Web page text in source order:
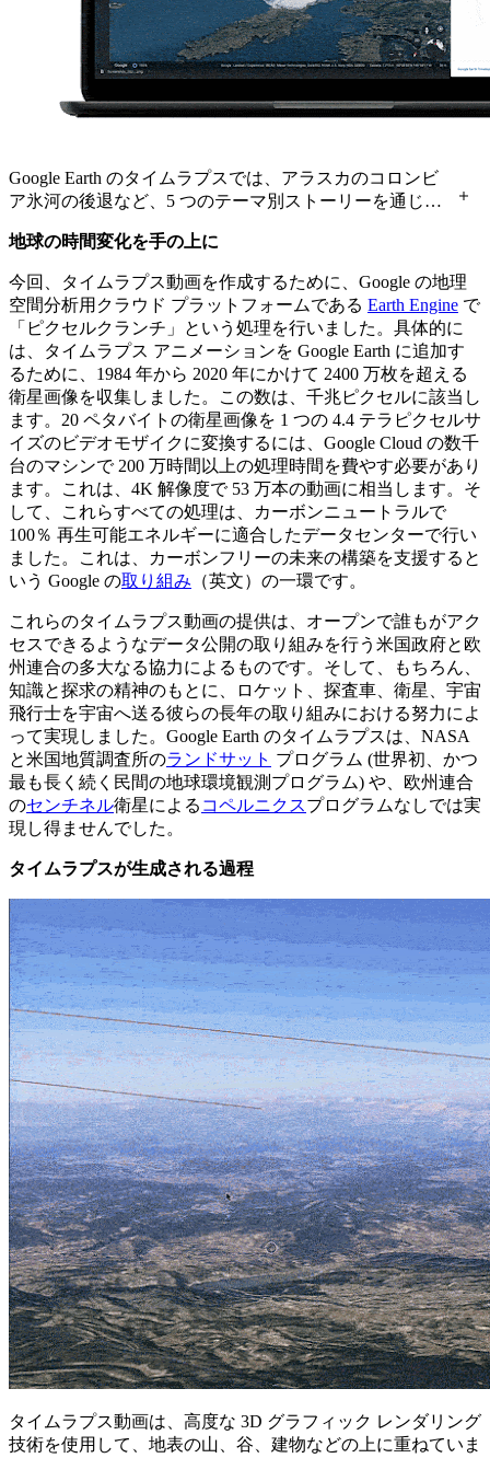
Google Earth のタイムラプスでは、アラスカのコロンビ
ア氷河の後退など、5 つのテーマ別ストーリーを通じ
地球の時間変化を手の上に
今回、タイムラプス動画を作成するために、Google の地理
空間分析用クラウド プラットフォームである Earth Engine で
「ピクセルクランチ」という処理を行いました。具体的に
は、タイムラプス アニメーションを Google Earth に追加す
るために、1984 年から 2020 年にかけて 2400 万枚を超える
衛星画像を収集しました。この数は、千兆ピクセルに該当し
ます。20 ペタバイトの衛星画像を 1 つの 4.4 テラピクセルサ
イズのビデオモザイクに変換するには、Google Cloud の数千
台のマシンで 200 万時間以上の処理時間を費やす必要があり
ます。これは、4K 解像度で 53 万本の動画に相当します。そ
して、これらすべての処理は、カーボンニュートラルで
100％ 再生可能エネルギーに適合したデータセンターで行い
ました。これは、カーボンフリーの未来の構築を支援すると
いう Google の取り組み （英文）の一環です。
これらのタイムラプス動画の提供は、オープンで誰もがアク
セスできるようなデータ公開の取り組みを行う米国政府と欧
州連合の多大なる協力によるものです。そして、もちろん、
知識と探求の精神のもとに、ロケット、探査車、衛星、宇宙
飛行士を宇宙へ送る彼らの長年の取り組みにおける努力によ
って実現しました。Google Earth のタイムラプスは、NASA
と米国地質調査所のランドサット プログラム (世界初、かつ
最も長く続く民間の地球環境観測プログラム) や、欧州連合
のセンチネル衛星による コペルニクスプログラムなしでは実
現し得ませんでした。
タイムラプスが生成される過程
タイムラプス動画は、高度な 3D グラフィック レンダリング
技術を使用して、地表の山、谷、建物などの上に重ねていま